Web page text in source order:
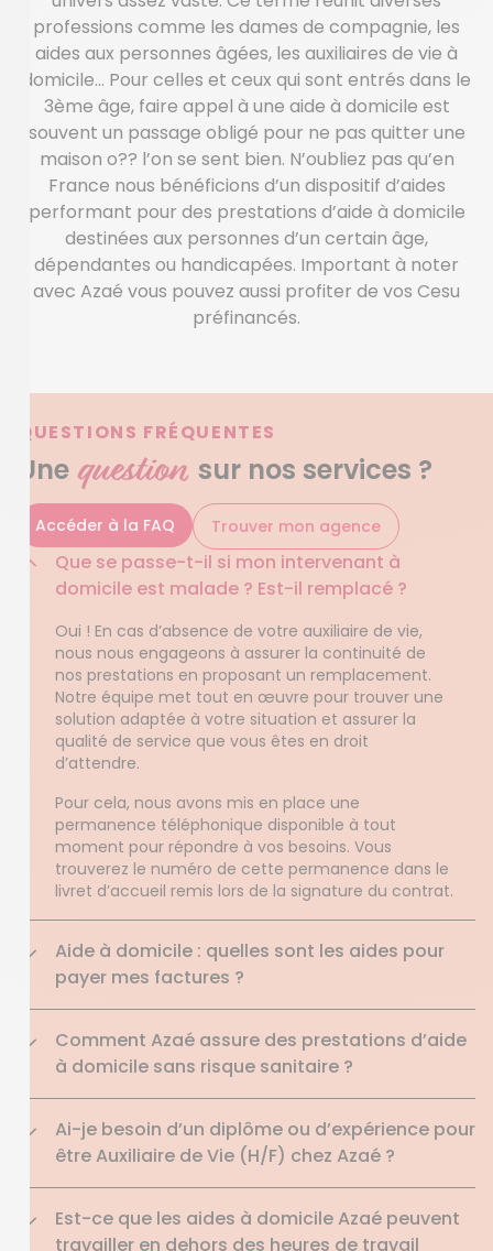
professions comme les dames de compagnie, les
aides aux personnes âgées, les auxiliaires de vie à
domicile… Pour celles et ceux qui sont entrés dans le
3ème âge, faire appel à une aide à domicile est
souvent un passage obligé pour ne pas quitter une
maison o?? l’on se sent bien. N’oubliez pas qu’en
France nous bénéficions d’un dispositif d’aides
performant pour des prestations d’aide à domicile
destinées aux personnes d’un certain âge,
dépendantes ou handicapées. Important à noter
avec Azaé vous pouvez aussi profiter de vos Cesu
préfinancés.
QUESTIONS FRÉQUENTES
Une question sur nos services ?
Accéder à la FAQ Trouver mon agence
Que se passe-t-il si mon intervenant à
domicile est malade ? Est-il remplacé ?
Oui ! En cas d’absence de votre auxiliaire de vie,
nous nous engageons à assurer la continuité de
nos prestations en proposant un remplacement.
Notre équipe met tout en œuvre pour trouver une
solution adaptée à votre situation et assurer la
qualité de service que vous êtes en droit
d’attendre.
Pour cela, nous avons mis en place une
permanence téléphonique disponible à tout
moment pour répondre à vos besoins. Vous
trouverez le numéro de cette permanence dans le
livret d’accueil remis lors de la signature du contrat.
Aide à domicile : quelles sont les aides pour
payer mes factures ?
Comment Azaé assure des prestations d’aide
à domicile sans risque sanitaire ?
Ai-je besoin d’un diplôme ou d’expérience pour
être Auxiliaire de Vie (H/F) chez Azaé ?
Est-ce que les aides à domicile Azaé peuvent
travailler en dehors des heures de travail